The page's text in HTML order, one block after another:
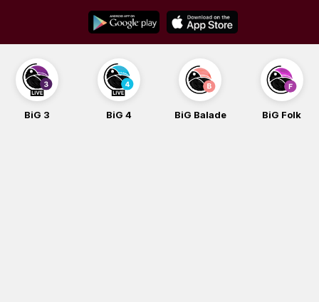
content
BiG 3 BiG 4 BiG Balade BiG Folk